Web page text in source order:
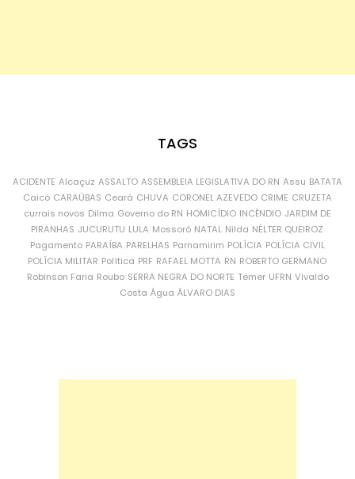
TAGS
ACIDENTE Alcaçuz ASSALTO ASSEMBLEIA LEGISLATIVA DO RN Assu BATATA
Caicó CARAÚBAS Ceará CHUVA CORONEL AZEVEDO CRIME CRUZETA
currais novos Dilma Governo do RN HOMICÍDIO INCÊNDIO JARDIM DE
PIRANHAS JUCURUTU LULA Mossoró NATAL Nilda NÉLTER QUEIROZ
Pagamento PARAÍBA PARELHAS Parnamirim POLÍCIA POLÍCIA CIVIL
POLÍCIA MILITAR Política PRF RAFAEL MOTTA RN ROBERTO GERMANO
Robinson Faria Roubo SERRA NEGRA DO NORTE Temer UFRN Vivaldo
Costa Água ÁLVARO DIAS